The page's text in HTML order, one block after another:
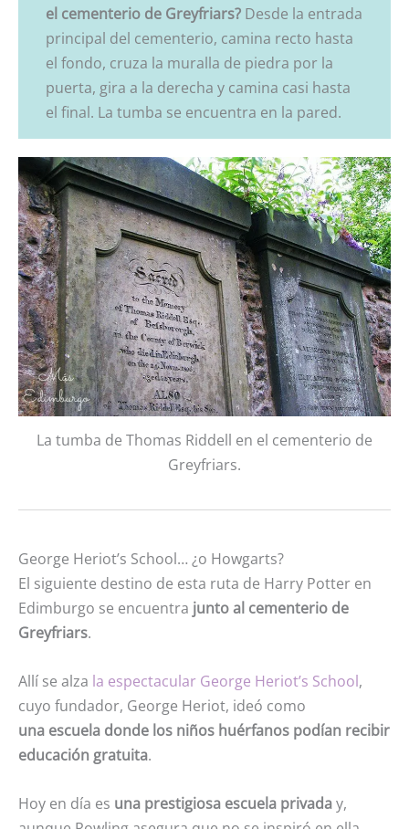
el cementerio de Greyfriars? Desde la entrada
principal del cementerio, camina recto hasta
el fondo, cruza la muralla de piedra por la
puerta, gira a la derecha y camina casi hasta
el final. La tumba se encuentra en la pared.
La tumba de Thomas Riddell en el cementerio de
Greyfriars.
George Heriot’s School… ¿o Howgarts?
El siguiente destino de esta ruta de Harry Potter en
Edimburgo se encuentra junto al cementerio de
Greyfriars.
Allí se alza la espectacular George Heriot’s School,
cuyo fundador, George Heriot, ideó como
una escuela donde los niños huérfanos podían recibir
educación gratuita.
Hoy en día es una prestigiosa escuela privaday,